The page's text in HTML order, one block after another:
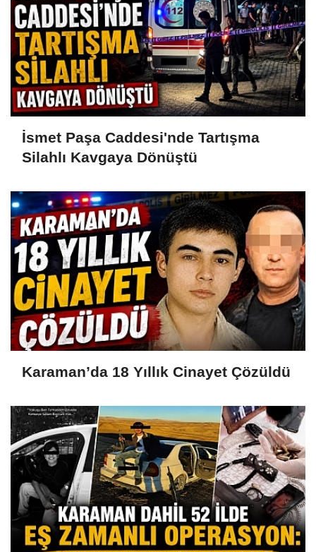
İsmet Paşa Caddesi'nde Tartışma
Silahlı Kavgaya Dönüştü
Karaman’da 18 Yıllık Cinayet Çözüldü